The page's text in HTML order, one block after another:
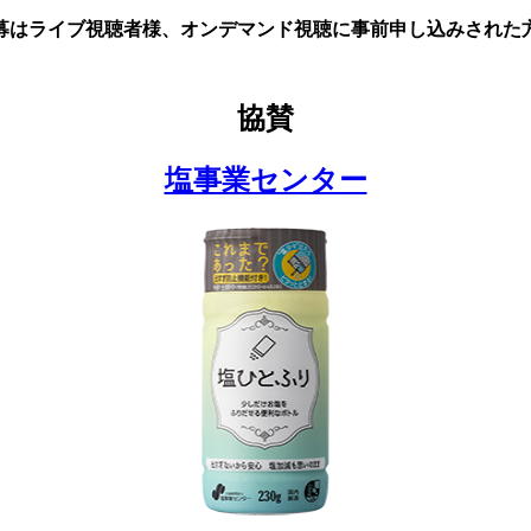
はライブ視聴者様、オンデマンド視聴に事前申し込みされた
協賛
塩事業センター